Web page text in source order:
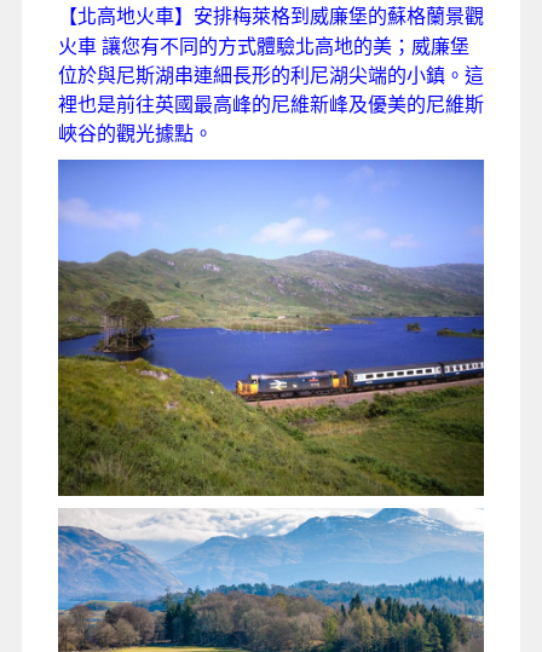
【北高地火車】 安排梅萊格到威廉堡的蘇格蘭景觀
火車 讓您有不同的方式體驗北高地的美；威廉堡
位於與尼斯湖串連細長形的利尼湖尖端的小鎮。這
裡也是前往英國最高峰的尼維新峰及優美的尼維斯
峽谷的觀光據點。